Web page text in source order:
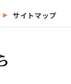
サイトマップ